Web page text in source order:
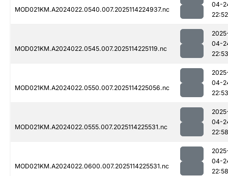
MOD021KM.A2024022.0540.007.2025114224937.nc
04-
22:52
MOD021KM.A2024022.0545.007.2025114225119.nc
04-
22:53
MOD021KM.A2024022.0550.007.2025114225056.nc
04-
22:53
MOD021KM.A2024022.0555.007.2025114225531.nc
04-
22:58
MOD021KM.A2024022.0600.007.2025114225531.nc
04-
22:58